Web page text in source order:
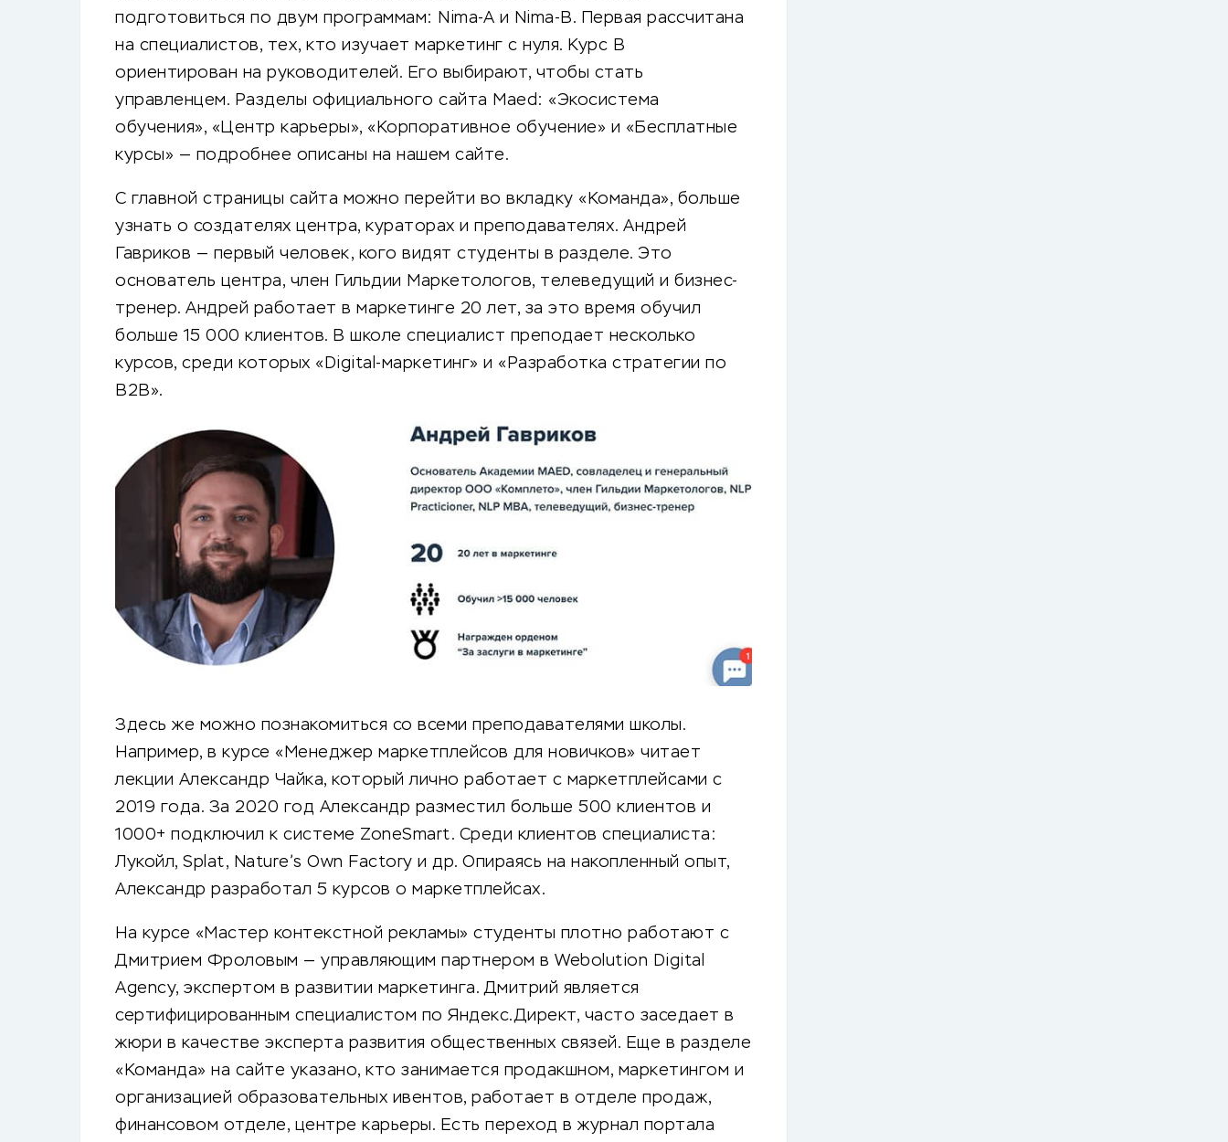
подготовиться по двум программам: Nima-A и Nima-B. Первая рассчитана
на специалистов, тех, кто изучает маркетинг с нуля. Курс B
ориентирован на руководителей. Его выбирают, чтобы стать
управленцем. Разделы официального сайта Maed: «Экосистема
обучения», «Центр карьеры», «Корпоративное обучение» и «Бесплатные
курсы» — подробнее описаны на нашем сайте.
С главной страницы сайта можно перейти во вкладку «Команда», больше
узнать о создателях центра, кураторах и преподавателях. Андрей
Гавриков — первый человек, кого видят студенты в разделе. Это
основатель центра, член Гильдии Маркетологов, телеведущий и бизнес-
тренер. Андрей работает в маркетинге 20 лет, за это время обучил
больше 15 000 клиентов. В школе специалист преподает несколько
курсов, среди которых «Digital-маркетинг» и «Разработка стратегии по
В2В».
Здесь же можно познакомиться со всеми преподавателями школы.
Например, в курсе «Менеджер маркетплейсов для новичков» читает
лекции Александр Чайка, который лично работает с маркетплейсами с
2019 года. За 2020 год Александр разместил больше 500 клиентов и
1000+ подключил к системе ZoneSmart. Среди клиентов специалиста:
Лукойл, Splat, Nature’s Own Factory и др. Опираясь на накопленный опыт,
Александр разработал 5 курсов о маркетплейсах.
На курсе «Мастер контекстной рекламы» студенты плотно работают с
Дмитрием Фроловым — управляющим партнером в Webolution Digital
Agency, экспертом в развитии маркетинга. Дмитрий является
сертифицированным специалистом по Яндекс.Директ, часто заседает в
жюри в качестве эксперта развития общественных связей. Еще в разделе
«Команда» на сайте указано, кто занимается продакшном, маркетингом и
организацией образовательных ивентов, работает в отделе продаж,
финансовом отделе, центре карьеры. Есть переход в журнал портала